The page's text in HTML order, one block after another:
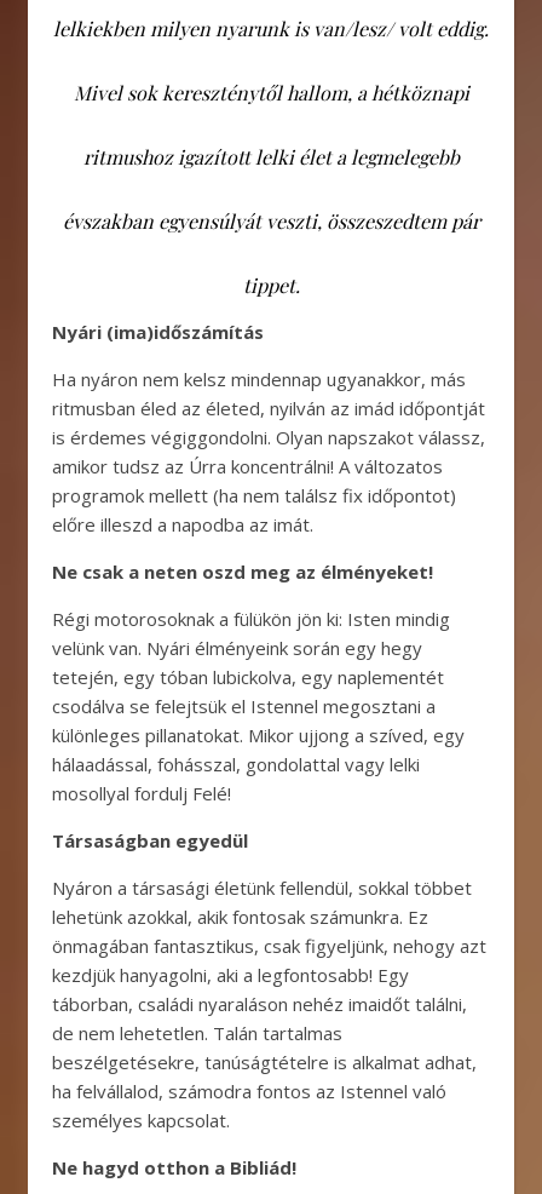
lelkiekben milyen nyarunk is van/lesz/ volt eddig.
Mivel sok kereszténytől hallom, a hétköznapi
ritmushoz igazított lelki élet a legmelegebb
évszakban egyensúlyát veszti, összeszedtem pár
tippet.
Nyári (ima)időszámítás
Ha nyáron nem kelsz mindennap ugyanakkor, más
ritmusban éled az életed, nyilván az imád időpontját
is érdemes végiggondolni. Olyan napszakot válassz,
amikor tudsz az Úrra koncentrálni! A változatos
programok mellett (ha nem találsz fix időpontot)
előre illeszd a napodba az imát.
Ne csak a neten oszd meg az élményeket!
Régi motorosoknak a fülükön jön ki: Isten mindig
velünk van. Nyári élményeink során egy hegy
tetején, egy tóban lubickolva, egy naplementét
csodálva se felejtsük el Istennel megosztani a
különleges pillanatokat. Mikor ujjong a szíved, egy
hálaadással, fohásszal, gondolattal vagy lelki
mosollyal fordulj Felé!
Társaságban egyedül
Nyáron a társasági életünk fellendül, sokkal többet
lehetünk azokkal, akik fontosak számunkra. Ez
önmagában fantasztikus, csak figyeljünk, nehogy azt
kezdjük hanyagolni, aki a legfontosabb! Egy
táborban, családi nyaraláson nehéz imaidőt találni,
de nem lehetetlen. Talán tartalmas
beszélgetésekre, tanúságtételre is alkalmat adhat,
ha felvállalod, számodra fontos az Istennel való
személyes kapcsolat.
Ne hagyd otthon a Bibliád!